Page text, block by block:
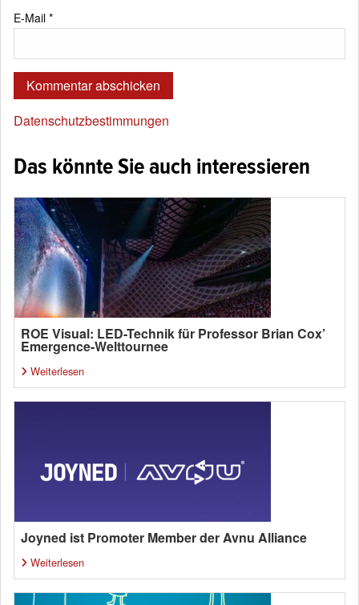
E-Mail *
Datenschutzbestimmungen
Das könnte Sie auch interessieren
ROE Visual: LED-Technik für Professor Brian Cox’
Emergence-Welttournee
Weiterlesen
Joyned ist Promoter Member der Avnu Alliance
Weiterlesen